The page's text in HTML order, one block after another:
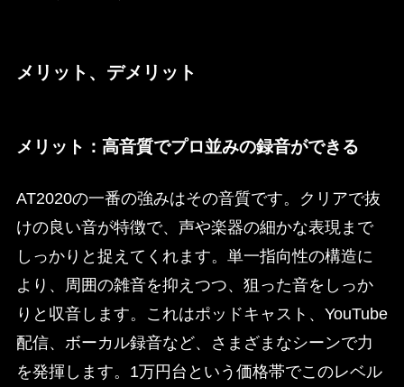
メリット、デメリット
メリット：高音質でプロ並みの録音ができる
AT2020の一番の強みはその音質です。クリアで抜
けの良い音が特徴で、声や楽器の細かな表現まで
しっかりと捉えてくれます。単一指向性の構造に
より、周囲の雑音を抑えつつ、狙った音をしっか
りと収音します。これはポッドキャスト、YouTube
配信、ボーカル録音など、さまざまなシーンで力
を発揮します。1万円台という価格帯でこのレベル